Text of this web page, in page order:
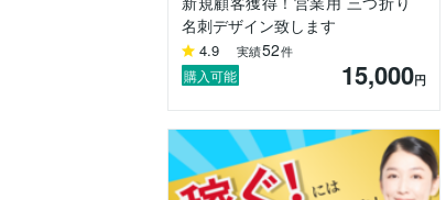
■使用ソフト
・Canva
・Figma
・STUDIO
私の作る名刺は、一般的な名前・
皆さんのこれまでの経緯や実績な
名刺デザイン致します
4.9 実績52件
購入可能 15,000円